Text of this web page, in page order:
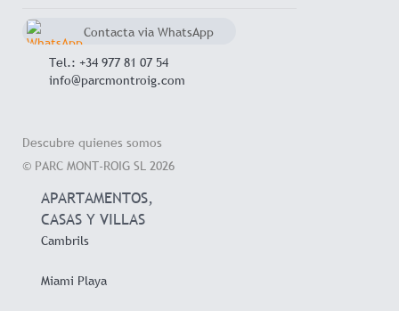
Contacta via WhatsApp
Tel.: +34 977 81 07 54
info@parcmontroig.com
Descubre quienes somos
© PARC MONT-ROIG SL 2026
APARTAMENTOS,
CASAS Y VILLAS
Cambrils
Miami Playa